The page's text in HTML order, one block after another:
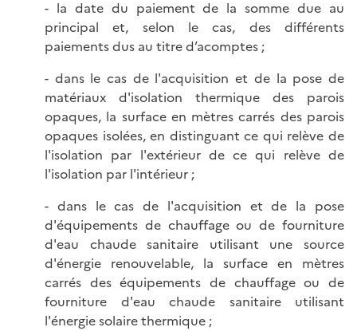
- la date du paiement de la somme due au
principal et, selon le cas, des différents
paiements dus au titre d’acomptes ;
- dans le cas de l'acquisition et de la pose de
matériaux d'isolation thermique des parois
opaques, la surface en mètres carrés des parois
opaques isolées, en distinguant ce qui relève de
l'isolation par l'extérieur de ce qui relève de
l'isolation par l'intérieur ;
- dans le cas de l'acquisition et de la pose
d'équipements de chauffage ou de fourniture
d'eau chaude sanitaire utilisant une source
d'énergie renouvelable, la surface en mètres
carrés des équipements de chauffage ou de
fourniture d'eau chaude sanitaire utilisant
l'énergie solaire thermique ;